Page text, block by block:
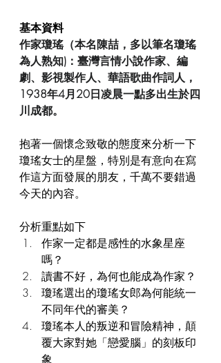
基本資料
作家瓊瑤（本名陳喆，多以筆名瓊瑤
為人熟知)：臺灣言情小說作家、編
劇、影視製作人、華語歌曲作詞人，
1938年4月20日凌晨一點多出生於四
川成都。
抱著一個懷念致敬的態度來分析一下
瓊瑤女士的星盤，特別是有意向在寫
作這方面發展的朋友，千萬不要錯過
今天的內容。
分析重點如下
作家一定都是感性的水象星座
嗎？
讀書不好，為何也能成為作家？
瓊瑤選出的瓊瑤女郎為何能統一
不同年代的審美？
瓊瑤本人的叛逆和冒險精神，顛
覆大家對她「戀愛腦」的刻板印
象